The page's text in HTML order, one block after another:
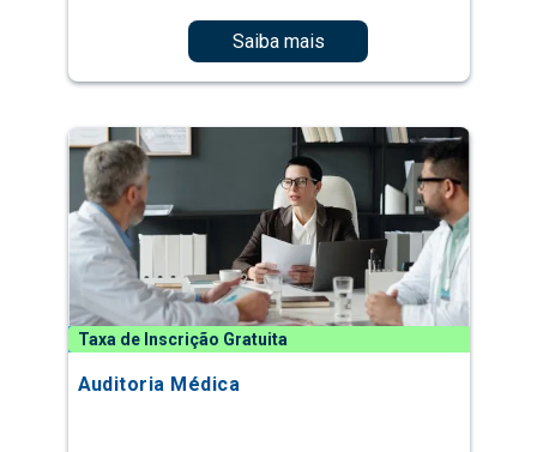
Saiba mais
Taxa de Inscrição Gratuita
Auditoria Médica